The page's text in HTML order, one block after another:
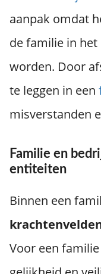
aanpak omdat
de familie in
worden. Door
te leggen in een
misverstanden
Familie en
entiteiten
Binnen een
Voor een